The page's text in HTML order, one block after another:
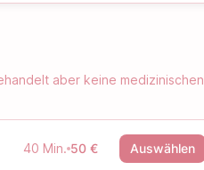
aber keine medizinischen
40 Min. 50 € Auswählen